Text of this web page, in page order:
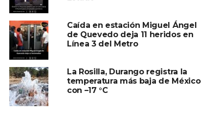
Caída en estación Miguel Ángel
de Quevedo deja 11 heridos en
Línea 3 del Metro
La Rosilla, Durango registra la
temperatura más baja de México
con –17 °C